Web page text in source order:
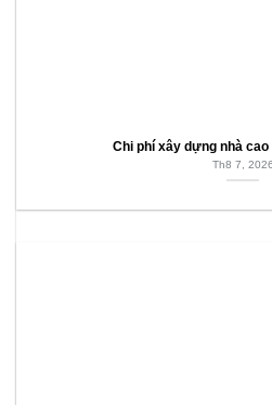
Chi phí xây dựng nhà
Th8 7, 2026